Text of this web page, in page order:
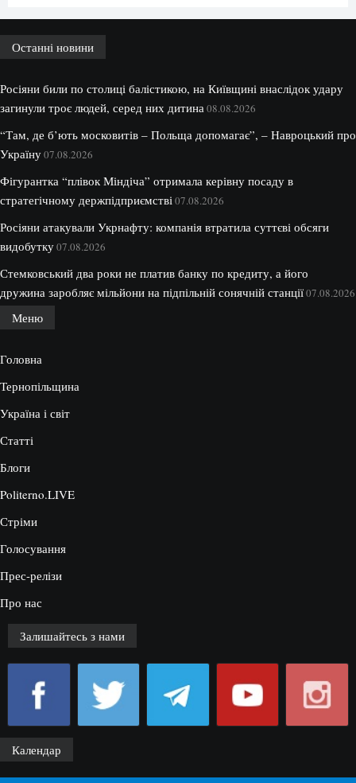
Останні новини
Росіяни били по столиці балістикою, на Київщині внаслідок удару
загинули троє людей, серед них дитина 08.08.2026
“Там, де б’ють московитів – Польща допомагає”, – Навроцький про
Україну07.08.2026
Фігурантка “плівок Міндіча” отримала керівну посаду в
стратегічному держпідприємстві 07.08.2026
Росіяни атакували Укрнафту: компанія втратила суттєві обсяги
видобутку07.08.2026
Стемковський два роки не платив банку по кредиту, а його
дружина заробляє мільйони на підпільній сонячній станції07.08.2026
Меню
Головна
Тернопільщина
Україна і світ
Статті
Блоги
Politerno.LIVE
Стріми
Голосування
Прес-релізи
Про нас
Залишайтесь з нами
Календар